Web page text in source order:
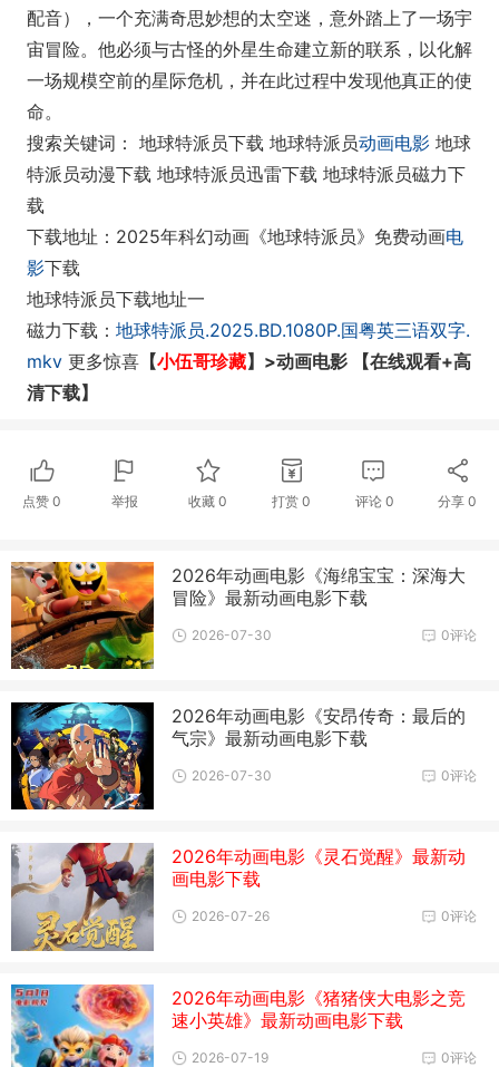
配音），一个充满奇思妙想的太空迷，意外踏上了一场宇
宙冒险。他必须与古怪的外星生命建立新的联系，以化解
一场规模空前的星际危机，并在此过程中发现他真正的使
命。
搜索关键词： 地球特派员下载 地球特派员动画电影 地球
特派员动漫下载 地球特派员迅雷下载 地球特派员磁力下
载
下载地址：2025年科幻动画《地球特派员》免费动画电
影下载
地球特派员下载地址一
磁力下载： 地球特派员.2025.BD.1080P.国粤英三语双字.
mkv 更多惊喜 【小伍哥珍藏】>动画电影 【在线观看+高
清下载】
点赞 0 举报 收藏0 打赏 0 评论 0 分享0
2026年动画电影《海绵宝宝：深海大
冒险》最新动画电影下载
0评论
2026-07-30
2026年动画电影《安昂传奇：最后的
气宗》最新动画电影下载
0评论
2026-07-30
2026年动画电影《灵石觉醒》最新动
画电影下载
0评论
2026-07-26
2026年动画电影《猪猪侠大电影之竞
速小英雄》最新动画电影下载
0评论
2026-07-19